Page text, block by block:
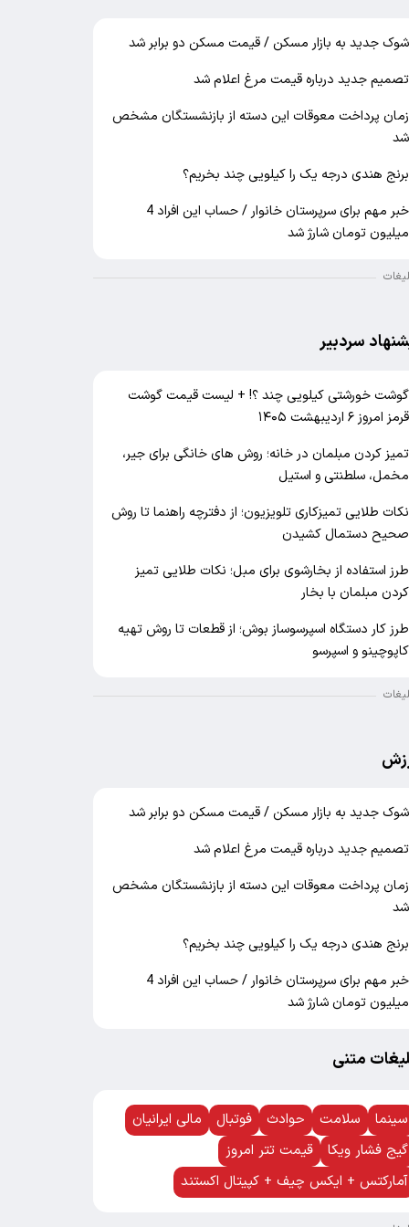
شوک جدید به بازار مسکن / قیمت مسکن دو برابر شد
تصمیم جدید درباره قیمت مرغ اعلام شد
زمان پرداخت معوقات این دسته از بازنشستگان مشخص
شد
برنج هندی درجه یک را کیلویی چند بخریم؟
خبر مهم برای سرپرستان خانوار / حساب این افراد 4
میلیون تومان شارژ شد
سردبیر
گوشت خورشتی کیلویی چند ؟! + لیست قیمت گوشت
قرمز امروز ۶ اردیبهشت ۱۴۰۵
تمیز کردن مبلمان در خانه؛ روش های خانگی برای جیر،
مخمل، سلطنتی و استیل
نکات طلایی تمیزکاری تلویزیون؛ از دفترچه راهنما تا روش
صحیح دستمال کشیدن
طرز استفاده از بخارشوی برای مبل؛ نکات طلایی تمیز
کردن مبلمان با بخار
طرز کار دستگاه اسپرسوساز بوش؛ از قطعات تا روش تهیه
کاپوچینو و اسپرسو
شوک جدید به بازار مسکن / قیمت مسکن دو برابر شد
تصمیم جدید درباره قیمت مرغ اعلام شد
زمان پرداخت معوقات این دسته از بازنشستگان مشخص
شد
برنج هندی درجه یک را کیلویی چند بخریم؟
خبر مهم برای سرپرستان خانوار / حساب این افراد 4
میلیون تومان شارژ شد
متنی
سینما سلامت حوادث فوتبال
مالی ایرانیان
گیج فشار ویکا
قیمت تتر امروز
آمارکتس + ایکس چیف + کپیتال اکستند